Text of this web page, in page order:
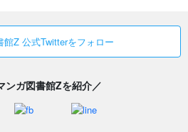
館Z 公式Twitterをフォロー
ンガ図書館Zを紹介／